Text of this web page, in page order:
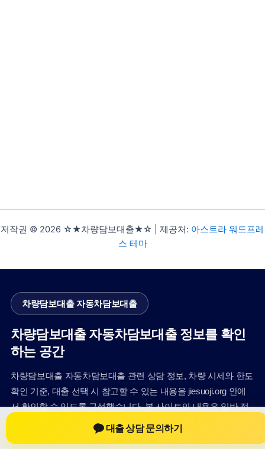
저작권 © 2026 ☆★차량담보대출★☆ | 제공처: 아스트라 워드프레
스 테마
차량담보대출 자동차담보대출
차량담보대출 자동차담보대출 정보를 확인
하는 공간
차량담보대출 자동차담보대출 관련 상담 정보, 차량 시세와 한도
확인 기준, 대출 선택 시 참고할 수 있는 내용을 jiesuoji.org 안에
서 확인할 수 있도록 구성했습니다. 본 사이트의 내용은 일반 정
보 제공을 위한 자료이며, 실제 가능 여부와 조건은 금융사 심사
및 상담을 통해 확인하는 것이 필요합니다.
대출 상담 문의하기